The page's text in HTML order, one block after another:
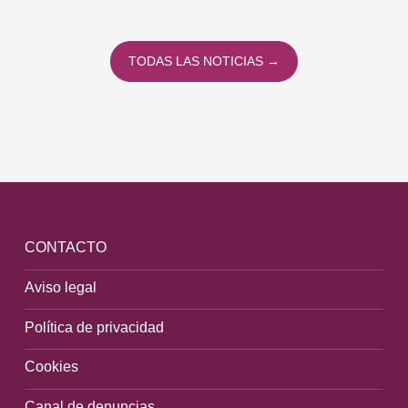
TODAS LAS NOTICIAS →
CONTACTO
Aviso legal
Política de privacidad
Cookies